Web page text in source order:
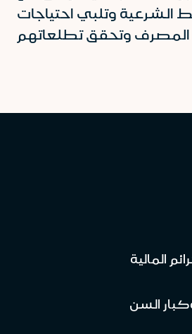
الشرعية وتلبي احتياجات
المالية
السن